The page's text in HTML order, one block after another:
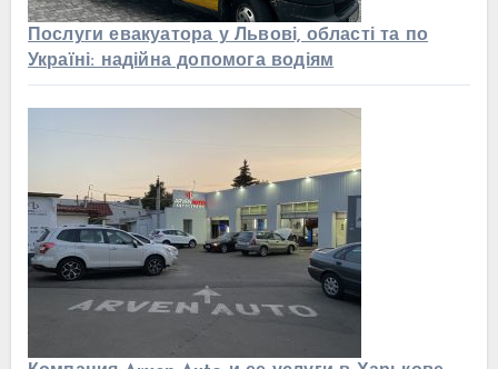
Послуги евакуатора у Львові, області та по
Україні: надійна допомога водіям